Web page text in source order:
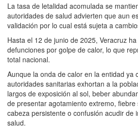
La tasa de letalidad acomulada se
autoridades de salud advierten que aun
validación por lo cual está sujeta a
Hasta el 12 de junio de 2025, Veracruz
defunciones por golpe de calor, lo que
total nacional.
Aunque la onda de calor en la entidad ya
autoridades sanitarias exhortan a la
largos de exposición al sol, beber
de presentar agotamiento extremo,
cabeza persistente o confusión acudir de
salud.